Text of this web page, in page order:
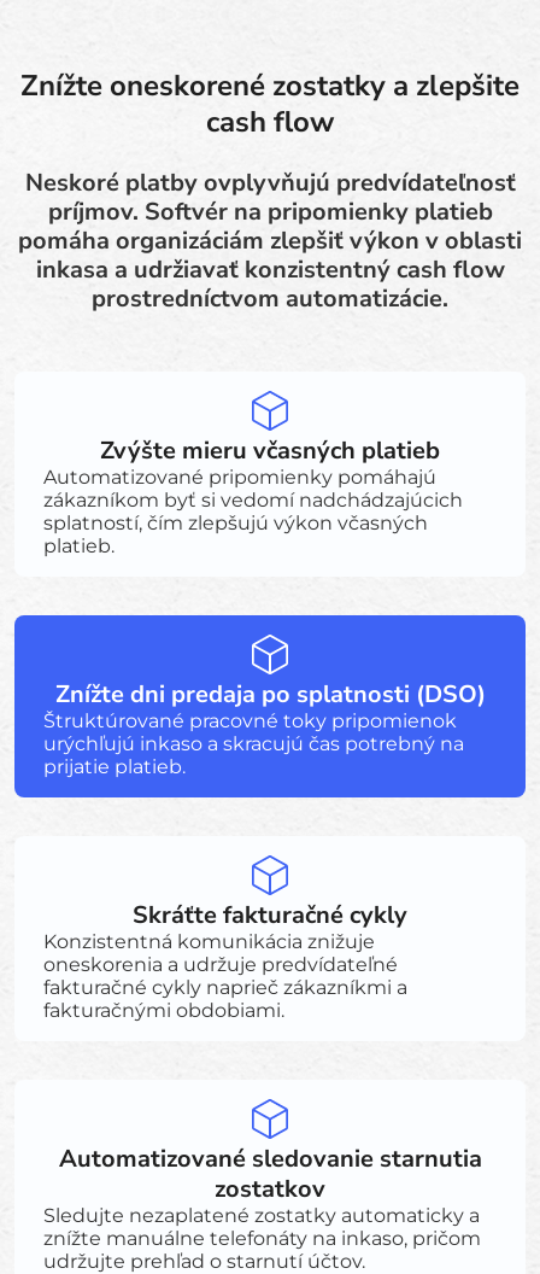
Znížte oneskorené zostatky a zlepšite
cash flow
Neskoré platby ovplyvňujú predvídateľnosť
príjmov. Softvér na pripomienky platieb
pomáha organizáciám zlepšiť výkon v oblasti
inkasa a udržiavať konzistentný cash flow
prostredníctvom automatizácie.
Zvýšte mieru včasných platieb
Automatizované pripomienky pomáhajú
zákazníkom byť si vedomí nadchádzajúcich
splatností, čím zlepšujú výkon včasných
platieb.
Znížte dni predaja po splatnosti (DSO)
Štruktúrované pracovné toky pripomienok
urýchľujú inkaso a skracujú čas potrebný na
prijatie platieb.
Skráťte fakturačné cykly
Konzistentná komunikácia znižuje
oneskorenia a udržuje predvídateľné
fakturačné cykly naprieč zákazníkmi a
fakturačnými obdobiami.
Automatizované sledovanie starnutia
zostatkov
Sledujte nezaplatené zostatky automaticky a
znížte manuálne telefonáty na inkaso, pričom
udržujte prehľad o starnutí účtov.